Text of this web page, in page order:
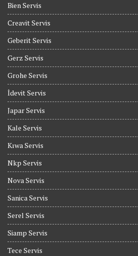
Bien Servis
Creavit Servis
Geberit Servis
Gerz Servis
Grohe Servis
İdevit Servis
Japar Servis
Kale Servis
Kıwa Servis
Nkp Servis
Nova Servis
Sanica Servis
Serel Servis
Siamp Servis
Tece Servis